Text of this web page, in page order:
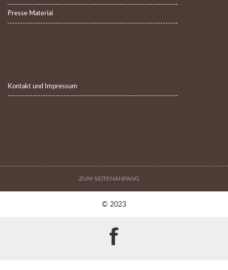
Presse Material
Kontakt und Impressum
ZUM SEITENANFANG
© 2023